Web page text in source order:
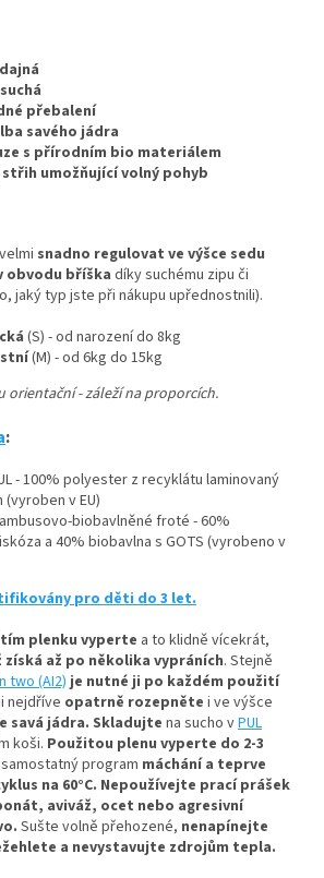
přebalení
savého jádra
s přírodním bio materiálem
umožňující volný pohyb
snadno regulovat ve výšce sedu
obvodu bříška díky suchému zipu či
jaký typ jste při nákupu upřednostnili).
(S) - od narození do 8kg
(M) - od 6kg do 15kg
orientační - záleží na proporcích.
:
- 100% polyester z recyklátu laminovaný
v EU)
biobavlněné froté - 60%
a 40% biobavlna s GOTS (vyrobeno v
pro děti do 3 let.
plenku vyperte a to klidně vícekrát,
až po několika vypráních. Stejně
two (AI2) je nutné ji po každém použití
nejdříve opatrně rozepněte i ve výšce
savá jádra. Skladujte na sucho vPUL
koši. Použitou plenu vyperte do 2-3
program máchání a teprve
na 60°C. Nepoužívejte prací prášek
aviváž, ocet nebo agresivní
Sušte volně přehozené, nenapínejte
a nevystavujte zdrojům tepla.